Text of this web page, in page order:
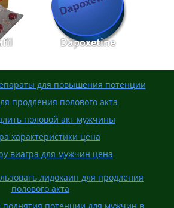
Dapoxetine
для повышения потенции
продления полового акта
половой акт мужчины
характеристики цена
виагра для мужчин цена
лидокаин для продления
полового акта